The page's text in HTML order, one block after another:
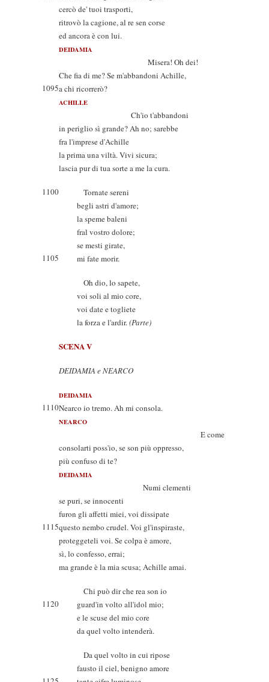
cercò de' tuoi trasporti,
ritrovò la cagione, al re sen corse
ed ancora è con lui.
DEIDAMIA
Misera! Oh dei!
Che fia di me? Se m'abbandoni Achille,
1095a chi ricorrerò?
ACHILLE
Ch'io t'abbandoni
in periglio sì grande? Ah no; sarebbe
fra l'imprese d'Achille
la prima una viltà. Vivi sicura;
lascia pur di tua sorte a me la cura.
1100
Tornate sereni
begli astri d'amore;
la speme baleni
fral vostro dolore;
se mesti girate,
1105
mi fate morir.
Oh dio, lo sapete,
voi soli al mio core,
voi date e togliete
la forza e l'ardir.(Parte)
SCENA V
DEIDAMIA e NEARCO
DEIDAMIA
1110Nearco io tremo. Ah mi consola.
NEARCO
E come
consolarti poss'io, se son più oppresso,
più confuso di te?
DEIDAMIA
Numi clementi
se puri, se innocenti
furon gli affetti miei, voi dissipate
1115questo nembo crudel. Voi gl'inspiraste,
proteggeteli voi. Se colpa è amore,
sì, lo confesso, errai;
ma grande è la mia scusa; Achille amai.
Chi può dir che rea son io
1120
guard'in volto all'idol mio;
e le scuse del mio core
da quel volto intenderà.
Da quel volto in cui ripose
fausto il ciel, benigno amore